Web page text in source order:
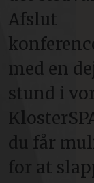
Afslut
med en
stund i
du får
for at